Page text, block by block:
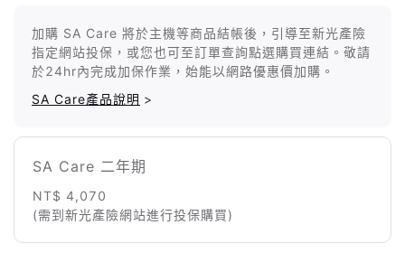
加購 SA Care 將於主機等商品結帳後，引導至新光產險
指定網站投保，或您也可至訂單查詢點選購買連結。敬請
於24hr內完成加保作業，始能以網路優惠價加購。
SA Care產品說明 >
SA Care 二年期
NT$ 4,070
(需到新光產險網站進行投保購買)